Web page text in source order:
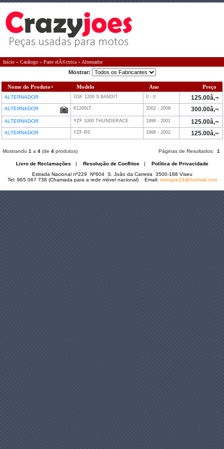
Início » Catálogo » Parte elÃ©ctrica » Alternador
Mostrar:
Nome do Produto+ Modelo Ano Preço
ALTERNADOR GSF 1200 S BANDIT 0 - 0 125.00â‚¬
ALTERNADOR K1200LT 2002 - 2008 300.00â‚¬
ALTERNADOR YZF 1000 THUNDERACE 1996 - 2001 125.00â‚¬
ALTERNADOR YZF-R6 1998 - 2002 125.00â‚¬
Mostrando 1 a 4 (de 4 produtos) Páginas de Resultados: 1
Livro de Reclamações | Resolução de Conflitos | Política de Privacidade
Estrada Nacional nº229 Nº604 S. João da Carreira 3500-188 Viseu
Tel: 965 067 738 (Chamada para a rede móvel nacional) Email: motojoe23@hotmail.com